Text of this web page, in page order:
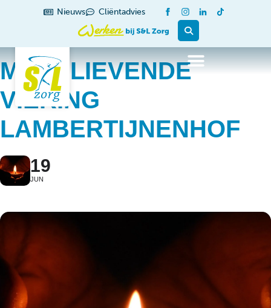
Nieuws Cliëntadvies
MENSLIEVENDE
VIERING
LAMBERTIJNENHOF
19
JUN